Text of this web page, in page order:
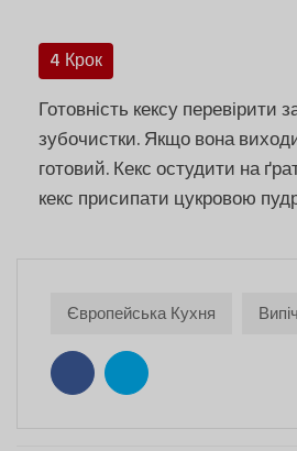
4 Крок
Готовність кексу перевірити
зубочистки. Якщо вона
готовий. Кекс остудити на
кекс присипати цукровою
Європейська Кухня